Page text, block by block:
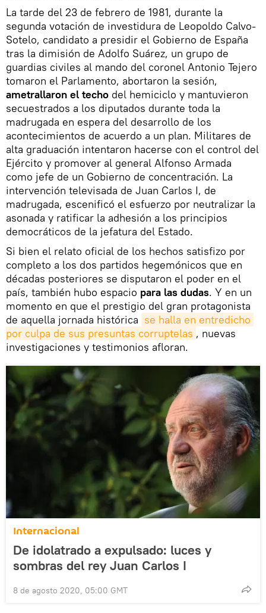
La tarde del 23 de febrero de 1981, durante la
segunda votación de investidura de Leopoldo Calvo-
Sotelo, candidato a presidir el Gobierno de España
tras la dimisión de Adolfo Suárez, un grupo de
guardias civiles al mando del coronel Antonio Tejero
tomaron el Parlamento, abortaron la sesión,
ametrallaron el techo del hemiciclo y mantuvieron
secuestrados a los diputados durante toda la
madrugada en espera del desarrollo de los
acontecimientos de acuerdo a un plan. Militares de
alta graduación intentaron hacerse con el control del
Ejército y promover al general Alfonso Armada
como jefe de un Gobierno de concentración. La
intervención televisada de Juan Carlos I, de
madrugada, escenificó el esfuerzo por neutralizar la
asonada y ratificar la adhesión a los principios
democráticos de la jefatura del Estado.
Si bien el relato oficial de los hechos satisfizo por
completo a los dos partidos hegemónicos que en
décadas posteriores se disputaron el poder en el
país, también hubo espacio para las dudas. Y en un
momento en que el prestigio del gran protagonista
de aquella jornada histórica se halla en entredicho
por culpa de sus presuntas corruptelas , nuevas
investigaciones y testimonios afloran.
Internacional
De idolatrado a expulsado: luces y
sombras del rey Juan Carlos I
8 de agosto 2020, 05:00 GMT